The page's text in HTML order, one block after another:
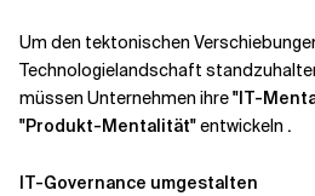
Um den tektonischen
Technologielandschaft
müssen Unternehmen ihre"IT-
"Produkt-Mentalität"entwickeln .
IT-Governance umgestalten